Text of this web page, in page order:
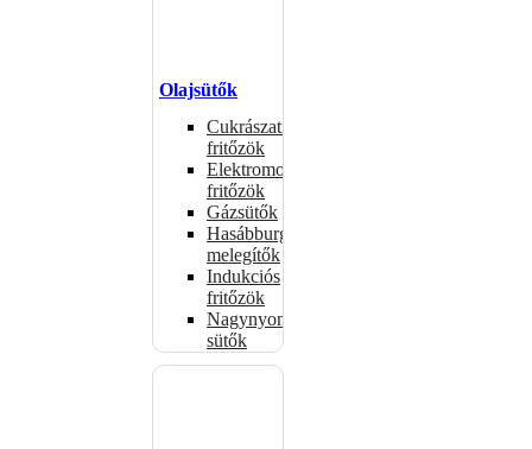
Olajsütők
Cukrászati
fritőzök
Elektromos
fritőzök
Gázsütők
Hasábburgonya
melegítők
Indukciós
fritőzök
Nagynyomású
sütők